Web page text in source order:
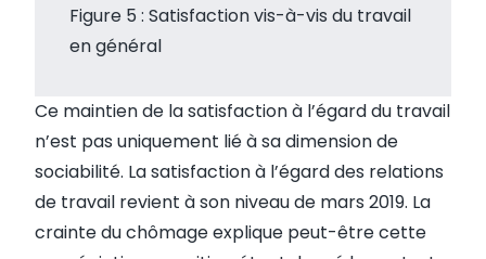
Figure 5 : Satisfaction vis-à-vis du travail
en général
Ce maintien de la satisfaction à l’égard du travail
n’est pas uniquement lié à sa dimension de
sociabilité. La satisfaction à l’égard des relations
de travail revient à son niveau de mars 2019. La
crainte du chômage explique peut-être cette